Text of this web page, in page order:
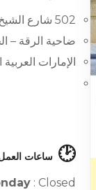
502 شارع الشيخ ماجد بن صقر القاسمي
ضاحية الرقة –
الإمارات
🕑 ساعات
: Closed